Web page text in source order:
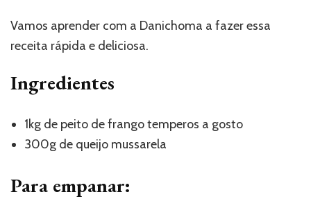
Vamos aprender com a Danichoma a fazer essa
receita rápida e deliciosa.
Ingredientes
1kg de peito de frango temperos a gosto
300g de queijo mussarela
Para empanar: